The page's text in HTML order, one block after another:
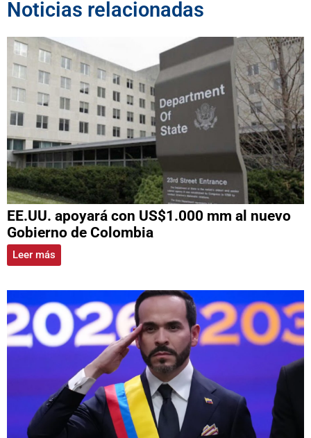
Noticias relacionadas
EE.UU. apoyará con US$1.000 mm al nuevo
Gobierno de Colombia
Leer más